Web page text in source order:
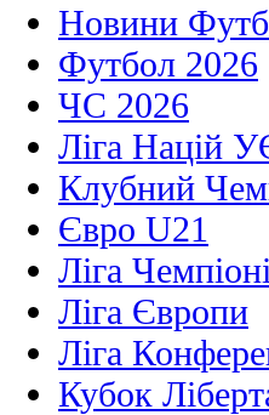
Новини
Футбол 2026
ЧС 2026
Ліга Націй
Клубний
Євро U21
Ліга
Ліга Європи
Ліга
Кубок